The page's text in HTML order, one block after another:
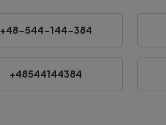
+48-544-144-384
+48544144384